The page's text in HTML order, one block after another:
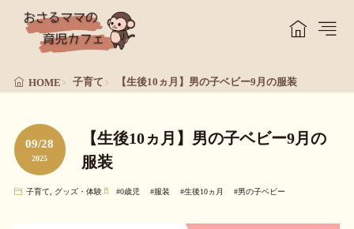
HOME 子育て 【生後10ヵ月】男の子ベビー9月の服装
09/28
2025
【生後10ヵ月】男の子ベビー9月の
服装
子育て グッズ・体験 #0歳児 #服装 #生後10ヵ月 #男の子ベビー